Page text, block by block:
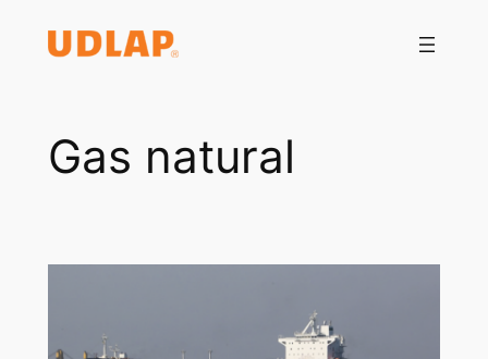
Gas natural